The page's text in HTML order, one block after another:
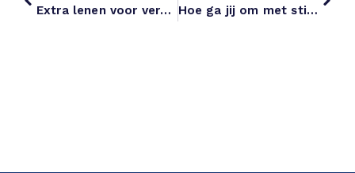
Extra lenen voor verduurzaming: hoe werkt dat? Hoe ga jij om met stijgende woonlasten als je rentevaste periode eindigt?